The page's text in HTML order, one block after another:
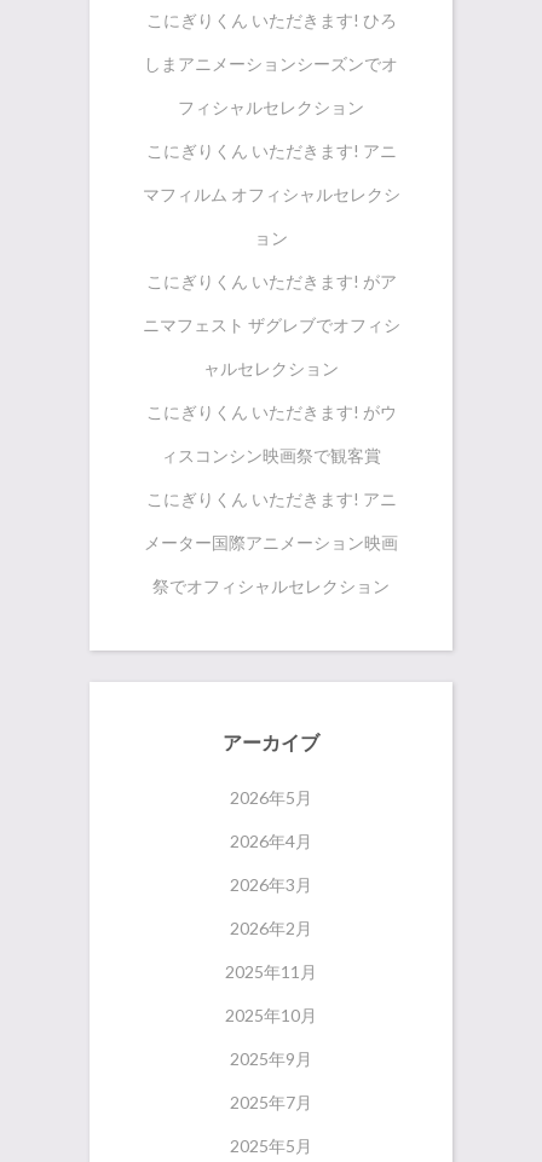
こにぎりくん いただきます! ひろ
しまアニメーションシーズンでオ
フィシャルセレクション
こにぎりくん いただきます! アニ
マフィルム オフィシャルセレクシ
ョン
こにぎりくん いただきます! がア
ニマフェスト ザグレブでオフィシ
ャルセレクション
こにぎりくん いただきます! がウ
ィスコンシン映画祭で観客賞
こにぎりくん いただきます! アニ
メーター国際アニメーション映画
祭でオフィシャルセレクション
アーカイブ
2026年5月
2026年4月
2026年3月
2026年2月
2025年11月
2025年10月
2025年9月
2025年7月
2025年5月